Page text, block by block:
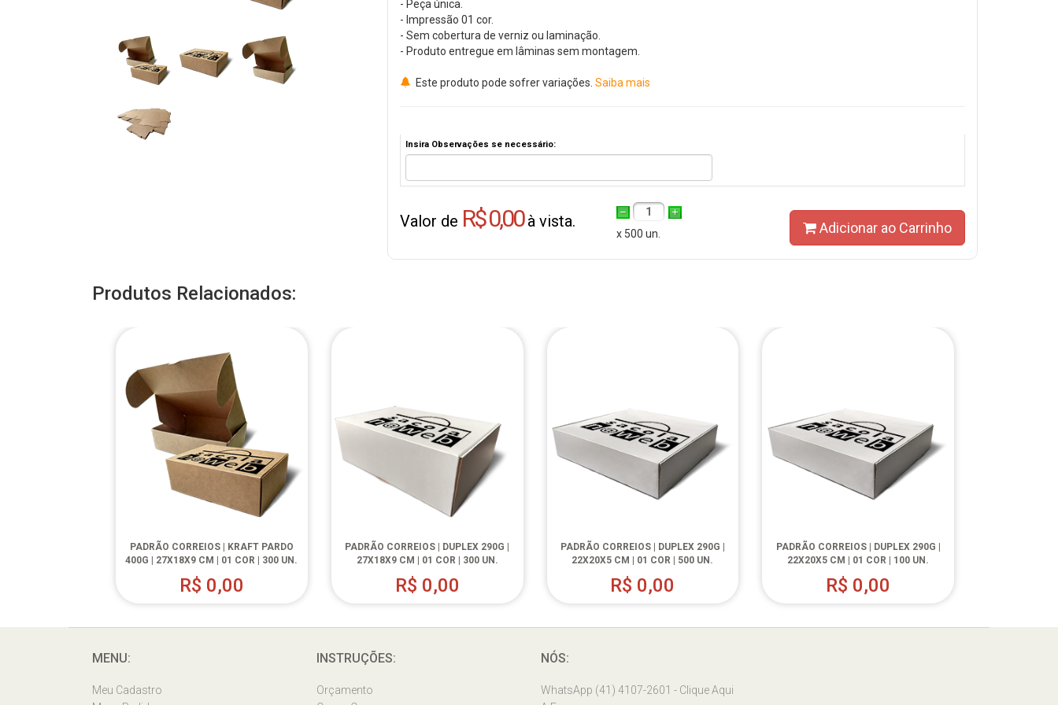
- Peça única.
- Impressão 01 cor.
- Sem cobertura de verniz ou laminação.
- Produto entregue em lâminas sem montagem.
Este produto pode sofrer variações. Saiba mais
Insira Observações se necessário:
Valor de R$ 0,00à vista.
1
x 500 un.
Adicionar ao Carrinho
Produtos Relacionados:
PADRÃO CORREIOS | KRAFT PARDO
400G | 27X18X9 CM | 01 COR | 300 UN.
R$ 0,00
PADRÃO CORREIOS | DUPLEX 290G |
27X18X9 CM | 01 COR | 300 UN.
R$ 0,00
PADRÃO CORREIOS | DUPLEX 290G |
22X20X5 CM | 01 COR | 500 UN.
R$ 0,00
PADRÃO CORREIOS | DUPLEX 290G |
22X20X5 CM | 01 COR | 100 UN.
R$ 0,00
MENU:
Meu Cadastro
INSTRUÇÕES:
Orçamento
NÓS:
WhatsApp (41) 4107-2601 - Clique Aqui